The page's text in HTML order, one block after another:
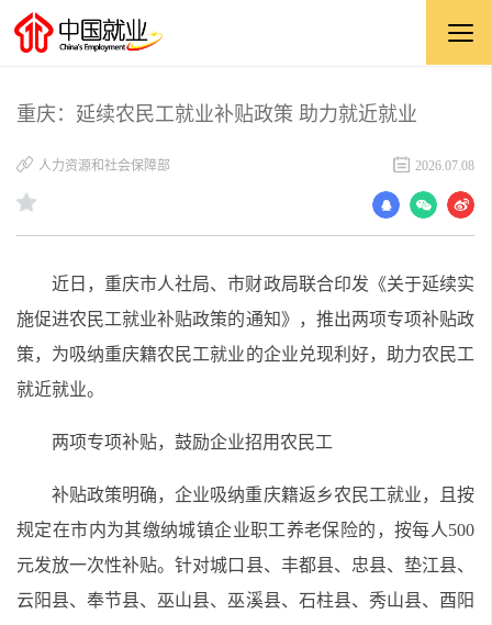
重庆：延续农民工就业补贴政策 助力就近就业
人力资源和社会保障部 2026.07.08
近日，重庆市人社局、市财政局联合印发《关于延续实
施促进农民工就业补贴政策的通知》，推出两项专项补贴政
策，为吸纳重庆籍农民工就业的企业兑现利好，助力农民工
就近就业。
两项专项补贴，鼓励企业招用农民工
补贴政策明确，企业吸纳重庆籍返乡农民工就业，且按
规定在市内为其缴纳城镇企业职工养老保险的，按每人500
元发放一次性补贴。针对城口县、丰都县、忠县、垫江县、
云阳县、奉节县、巫山县、巫溪县、石柱县、秀山县、酉阳